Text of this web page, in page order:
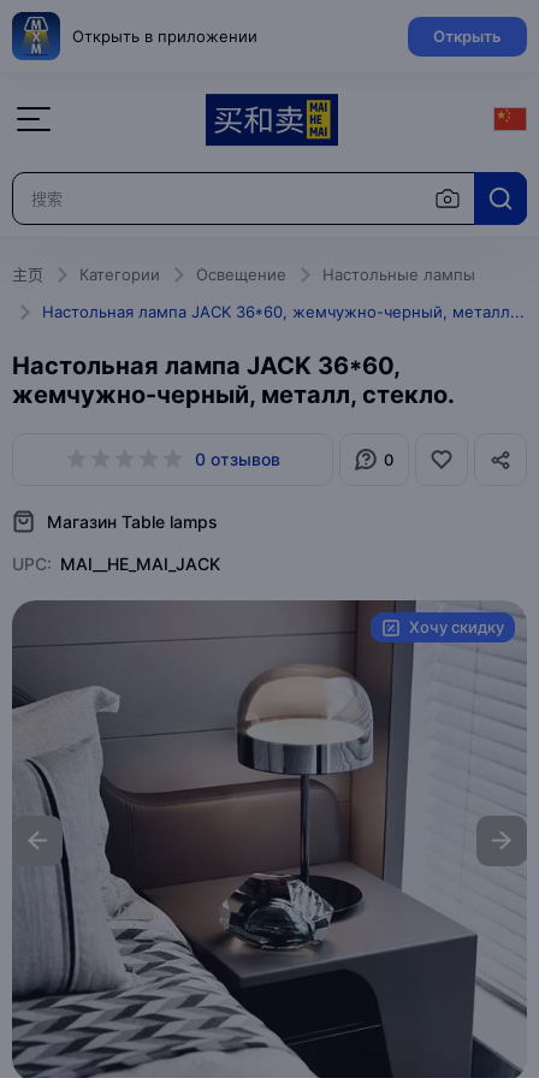
Открыть в приложении Открыть
主页 Категории Освещение
Настольные лампы
Настольная лампа JACK 36*60, жемчужно-черный, металл, стекло.
Настольная лампа JACK 36*60,
жемчужно-черный, металл, стекло.
0 отзывов 0
Магазин Table lamps
UPC: MAI__HE_MAI_JACK
Хочу скидку